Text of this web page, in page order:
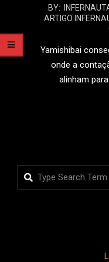
2026-
05-
BY:
ARTIGO
Yamishibai
onde a
alinham
Search